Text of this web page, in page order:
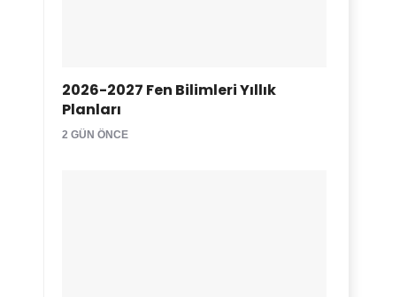
2026-2027 Fen Bilimleri Yıllık
Planları
2 GÜN ÖNCE